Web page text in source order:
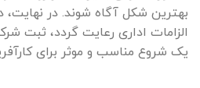
بهترین شکل آگاه شوند. در نهایت،
الزامات اداری رعایت گردد، ثبت
یک شروع مناسب و موثر برای